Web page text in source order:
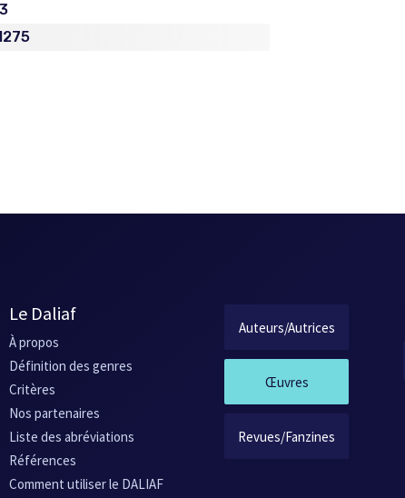
Le Daliaf
À propos
Définition des genres
Critères
Nos partenaires
Liste des abréviations
Références
Comment utiliser le DALIAF
Auteurs/Autrices
Œuvres
Revues/Fanzines